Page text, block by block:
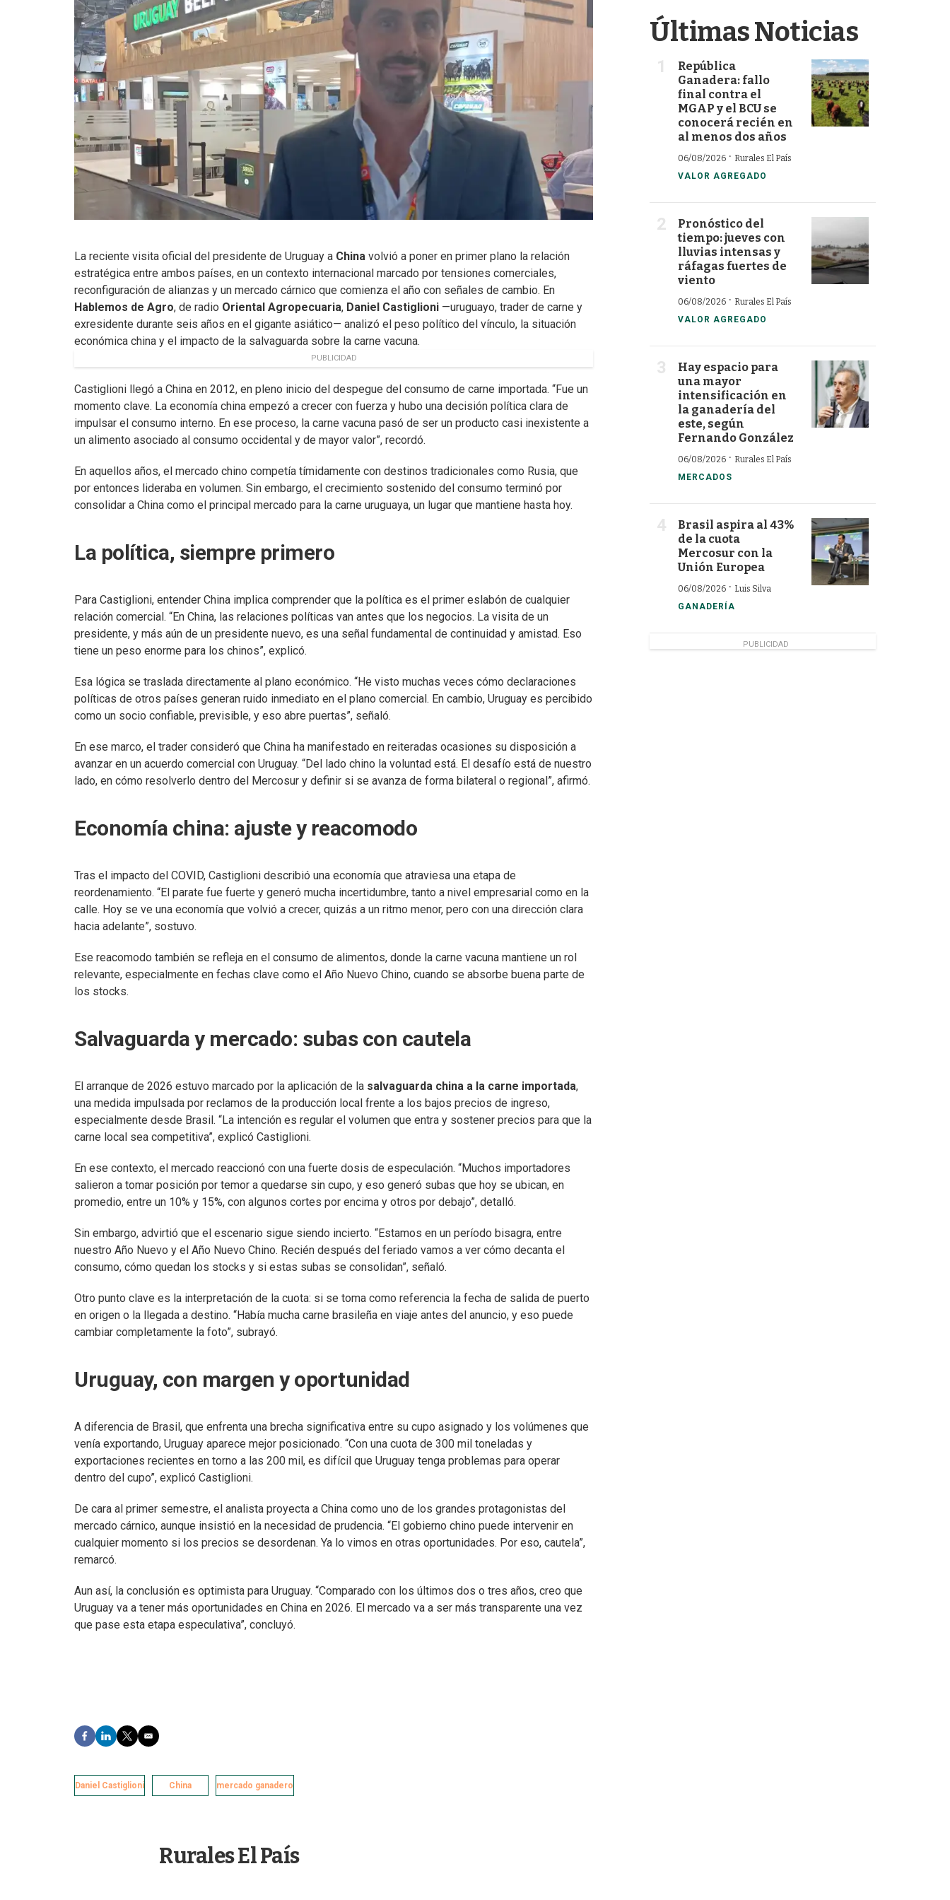
La reciente visita oficial del presidente de Uruguay a China volvió a poner en primer plano la relación
estratégica entre ambos países, en un contexto internacional marcado por tensiones comerciales,
reconfiguración de alianzas y un mercado cárnico que comienza el año con señales de cambio. En
Hablemos de Agro, de radio Oriental Agropecuaria, Daniel Castiglioni —uruguayo, trader de carne y
exresidente durante seis años en el gigante asiático— analizó el peso político del vínculo, la situación
económica china y el impacto de la salvaguarda sobre la carne vacuna.
PUBLICIDAD
Castiglioni llegó a China en 2012, en pleno inicio del despegue del consumo de carne importada. “Fue un
momento clave. La economía china empezó a crecer con fuerza y hubo una decisión política clara de
impulsar el consumo interno. En ese proceso, la carne vacuna pasó de ser un producto casi inexistente a
un alimento asociado al consumo occidental y de mayor valor”, recordó.
En aquellos años, el mercado chino competía tímidamente con destinos tradicionales como Rusia, que
por entonces lideraba en volumen. Sin embargo, el crecimiento sostenido del consumo terminó por
consolidar a China como el principal mercado para la carne uruguaya, un lugar que mantiene hasta hoy.
La política, siempre primero
Para Castiglioni, entender China implica comprender que la política es el primer eslabón de cualquier
relación comercial. “En China, las relaciones políticas van antes que los negocios. La visita de un
presidente, y más aún de un presidente nuevo, es una señal fundamental de continuidad y amistad. Eso
tiene un peso enorme para los chinos”, explicó.
Esa lógica se traslada directamente al plano económico. “He visto muchas veces cómo declaraciones
políticas de otros países generan ruido inmediato en el plano comercial. En cambio, Uruguay es percibido
como un socio confiable, previsible, y eso abre puertas”, señaló.
En ese marco, el trader consideró que China ha manifestado en reiteradas ocasiones su disposición a
avanzar en un acuerdo comercial con Uruguay. “Del lado chino la voluntad está. El desafío está de nuestro
lado, en cómo resolverlo dentro del Mercosur y definir si se avanza de forma bilateral o regional”, afirmó.
Economía china: ajuste y reacomodo
Tras el impacto del COVID, Castiglioni describió una economía que atraviesa una etapa de
reordenamiento. “El parate fue fuerte y generó mucha incertidumbre, tanto a nivel empresarial como en la
calle. Hoy se ve una economía que volvió a crecer, quizás a un ritmo menor, pero con una dirección clara
hacia adelante”, sostuvo.
Ese reacomodo también se refleja en el consumo de alimentos, donde la carne vacuna mantiene un rol
relevante, especialmente en fechas clave como el Año Nuevo Chino, cuando se absorbe buena parte de
los stocks.
Salvaguarda y mercado: subas con cautela
El arranque de 2026 estuvo marcado por la aplicación de la salvaguarda china a la carne importada,
una medida impulsada por reclamos de la producción local frente a los bajos precios de ingreso,
especialmente desde Brasil. “La intención es regular el volumen que entra y sostener precios para que la
carne local sea competitiva”, explicó Castiglioni.
En ese contexto, el mercado reaccionó con una fuerte dosis de especulación. “Muchos importadores
salieron a tomar posición por temor a quedarse sin cupo, y eso generó subas que hoy se ubican, en
promedio, entre un 10% y 15%, con algunos cortes por encima y otros por debajo”, detalló.
Sin embargo, advirtió que el escenario sigue siendo incierto. “Estamos en un período bisagra, entre
nuestro Año Nuevo y el Año Nuevo Chino. Recién después del feriado vamos a ver cómo decanta el
consumo, cómo quedan los stocks y si estas subas se consolidan”, señaló.
Otro punto clave es la interpretación de la cuota: si se toma como referencia la fecha de salida de puerto
en origen o la llegada a destino. “Había mucha carne brasileña en viaje antes del anuncio, y eso puede
cambiar completamente la foto”, subrayó.
Uruguay, con margen y oportunidad
A diferencia de Brasil, que enfrenta una brecha significativa entre su cupo asignado y los volúmenes que
venía exportando, Uruguay aparece mejor posicionado. “Con una cuota de 300 mil toneladas y
exportaciones recientes en torno a las 200 mil, es difícil que Uruguay tenga problemas para operar
dentro del cupo”, explicó Castiglioni.
De cara al primer semestre, el analista proyecta a China como uno de los grandes protagonistas del
mercado cárnico, aunque insistió en la necesidad de prudencia. “El gobierno chino puede intervenir en
cualquier momento si los precios se desordenan. Ya lo vimos en otras oportunidades. Por eso, cautela”,
remarcó.
Aun así, la conclusión es optimista para Uruguay. “Comparado con los últimos dos o tres años, creo que
Uruguay va a tener más oportunidades en China en 2026. El mercado va a ser más transparente una vez
que pase esta etapa especulativa”, concluyó.
F
a
e
b
L
i
k
e
T
w
t
t
E
m
Daniel Castiglioni China mercado ganadero
Rurales El País
Últimas Noticias
República
Ganadera: fallo
final contra el
MGAP y el BCU se
conocerá recién en
al menos dos años
06/08/2026 · Rurales El País
VALOR AGREGADO
Pronóstico del
tiempo: jueves con
lluvias intensas y
ráfagas fuertes de
viento
06/08/2026 · Rurales El País
VALOR AGREGADO
Hay espacio para
una mayor
intensificación en
la ganadería del
este, según
Fernando González
06/08/2026 · Rurales El País
MERCADOS
Brasil aspira al 43%
de la cuota
Mercosur con la
Unión Europea
06/08/2026 · Luis Silva
GANADERÍA
PUBLICIDAD